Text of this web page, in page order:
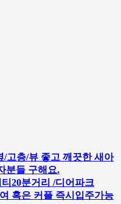
/고층/뷰 좋고 깨끗한 새아
분들 구해요.
20분거리 /디어파크
혹은 커플 즉시입주가능